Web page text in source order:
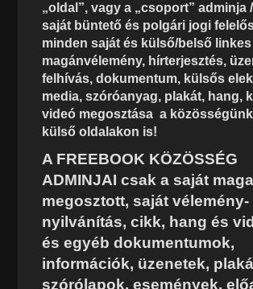
„oldal”, vagy a „csoport” adminja
saját büntető és polgári jogi
minden saját és külső/belső linkes
magánvélemény, hírterjesztés,
felhívás, dokumentum, külsős
media, szóróanyag, plakát, hang,
videó megosztása a
külső oldalakon is!
A FREEBOOK KÖZÖSSÉG
ADMINJAI csak a saját
megosztott, saját vélemény-
nyilvánítás, cikk, hang és
és egyéb dokumentumok,
információk, üzenetek,
szórólapok, események,